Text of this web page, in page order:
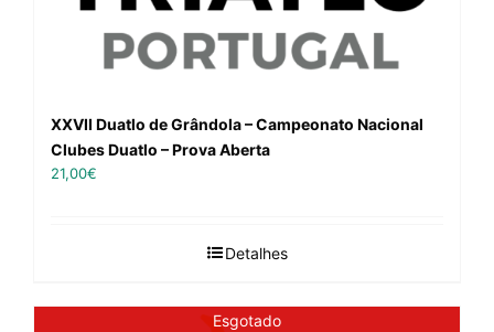
XXVII Duatlo de Grândola – Campeonato Nacional
Clubes Duatlo – Prova Aberta
21,00€
Detalhes
Esgotado